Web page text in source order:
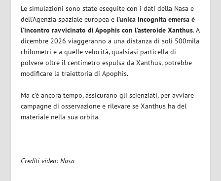
Le simulazioni sono state eseguite con i dati della Nasa e
dell’Agenzia spaziale europea el’unica incognita emersa è
l’incontro ravvicinato di Apophis con l’asteroide Xanthus. A
dicembre 2026 viaggeranno a una distanza di soli 500mila
chilometri e a quelle velocità, qualsiasi particella di
polvere oltre il centimetro espulsa da Xanthus, potrebbe
modificare la traiettoria di Apophis.
Ma c’è ancora tempo, assicurano gli scienziati, per avviare
campagne di osservazione e rilevare se Xanthus ha del
materiale nella sua orbita.
Crediti video: Nasa